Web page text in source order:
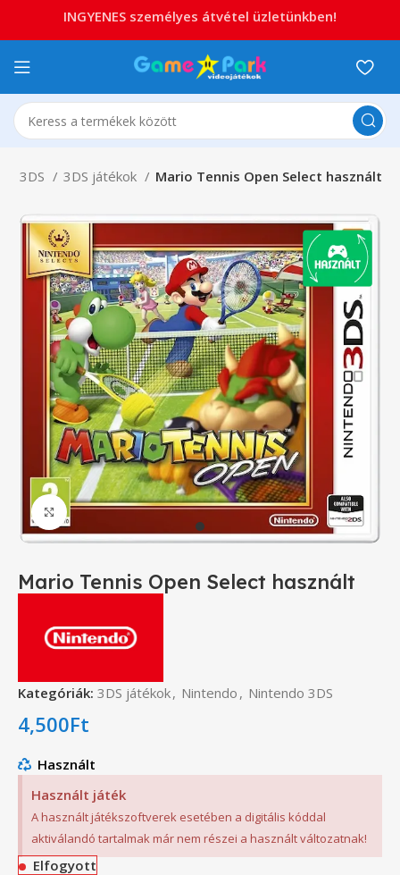
3DS 3DS játékok Mario Tennis Open Select használt
Click to enlarge
Mario Tennis Open Select használt
Kategóriák: 3DS játékok, Nintendo , Nintendo 3DS
4,500Ft
Használt
Használt játék
A használt játékszoftverek esetében a digitális kóddal
aktiválandó tartalmak már nem részei a használt változatnak!
Elfogyott
INGYENES személyes átvétel üzletünkben!